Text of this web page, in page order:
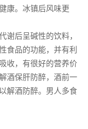
康。冰镇后风味更
谢后呈碱性的饮料，
食品的功能，并有利
收，有很好的营养价
酒保肝防醉，酒前一
解酒防醉。男人多食